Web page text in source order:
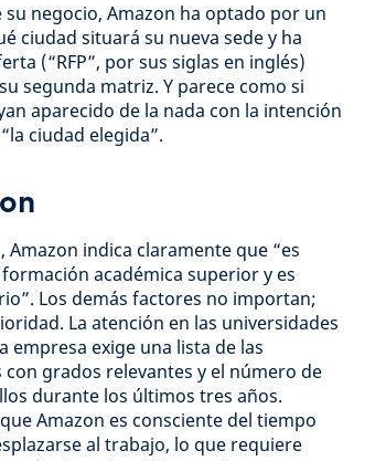
negocio, Amazon ha optado por un
ciudad situará su nueva sede y ha
(“RFP”, por sus siglas en inglés)
segunda matriz. Y parece como si
aparecido de la nada con la intención
ciudad elegida”.
Amazon indica claramente que “es
académica superior y es
Los demás factores no importan;
La atención en las universidades
empresa exige una lista de las
grados relevantes y el número de
durante los últimos tres años.
Amazon es consciente del tiempo
al trabajo, lo que requiere